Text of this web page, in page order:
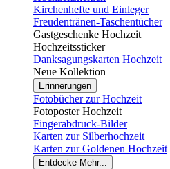
Kirchenhefte und Einleger
Freudentränen-Taschentücher
Gastgeschenke Hochzeit
Hochzeitssticker
Danksagungskarten Hochzeit
Neue Kollektion
Erinnerungen
Fotobücher zur Hochzeit
Fotoposter Hochzeit
Fingerabdruck-Bilder
Karten zur Silberhochzeit
Karten zur Goldenen Hochzeit
Entdecke Mehr...